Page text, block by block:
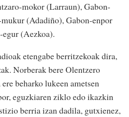
mokor (Larraun), Gabon-
(Adadiño), Gabon-enpor
(Aezkoa).
etengabe berritzekoak dira,
Norberak bere Olentzero
beharko lukeen ametsen
eguzkiaren ziklo edo ikazkin
berria izan dadila, gutxienez,